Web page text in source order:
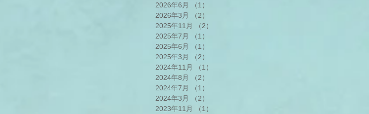
2026年6月
（1）
2026年3月
（2）
2025年11月
（2）
2025年7月
（1）
2025年6月
（1）
2025年3月
（2）
2024年11月
（1）
2024年8月
（2）
2024年7月
（1）
2024年3月
（2）
2023年11月
（1）